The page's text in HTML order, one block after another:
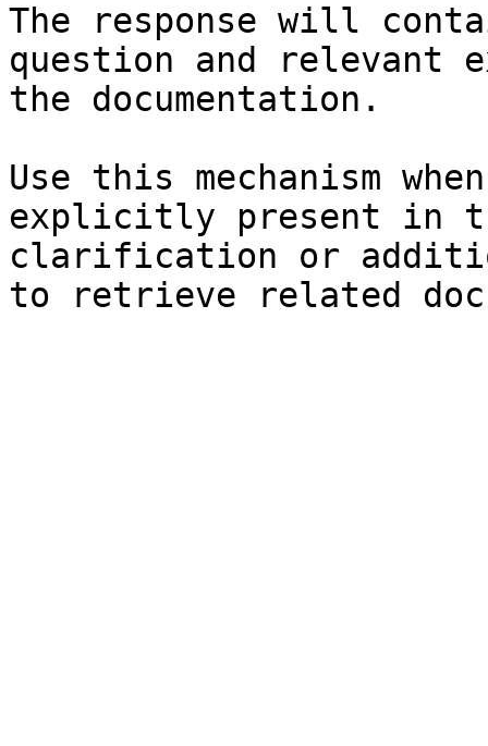
The response will
question and relevant
the documentation.
Use this mechanism
explicitly present in
clarification or